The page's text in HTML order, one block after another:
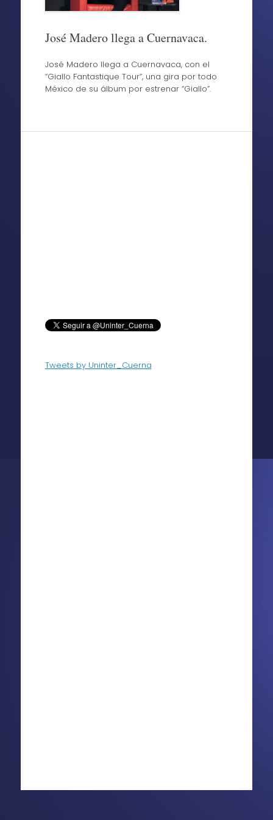
José Madero llega a Cuernavaca.
José Madero llega a Cuernavaca, con el
“Giallo Fantastique Tour”, una gira por todo
México de su álbum por estrenar “Giallo”.
Tweets by Uninter_Cuerna